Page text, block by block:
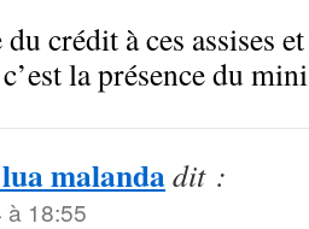
du crédit à ces assises
la présence du
malandadit :
à 18:55